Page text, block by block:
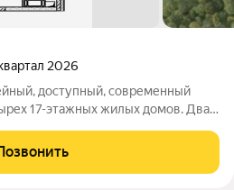
2026
17-этажных жилых домов. Два
максимально
собственного